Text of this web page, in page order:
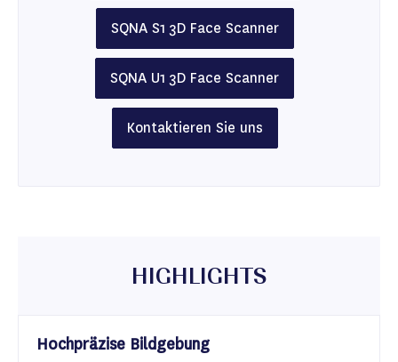
SQNA S1 3D Face Scanner
SQNA U1 3D Face Scanner
Kontaktieren Sie uns
HIGHLIGHTS
Hochpräzise Bildgebung